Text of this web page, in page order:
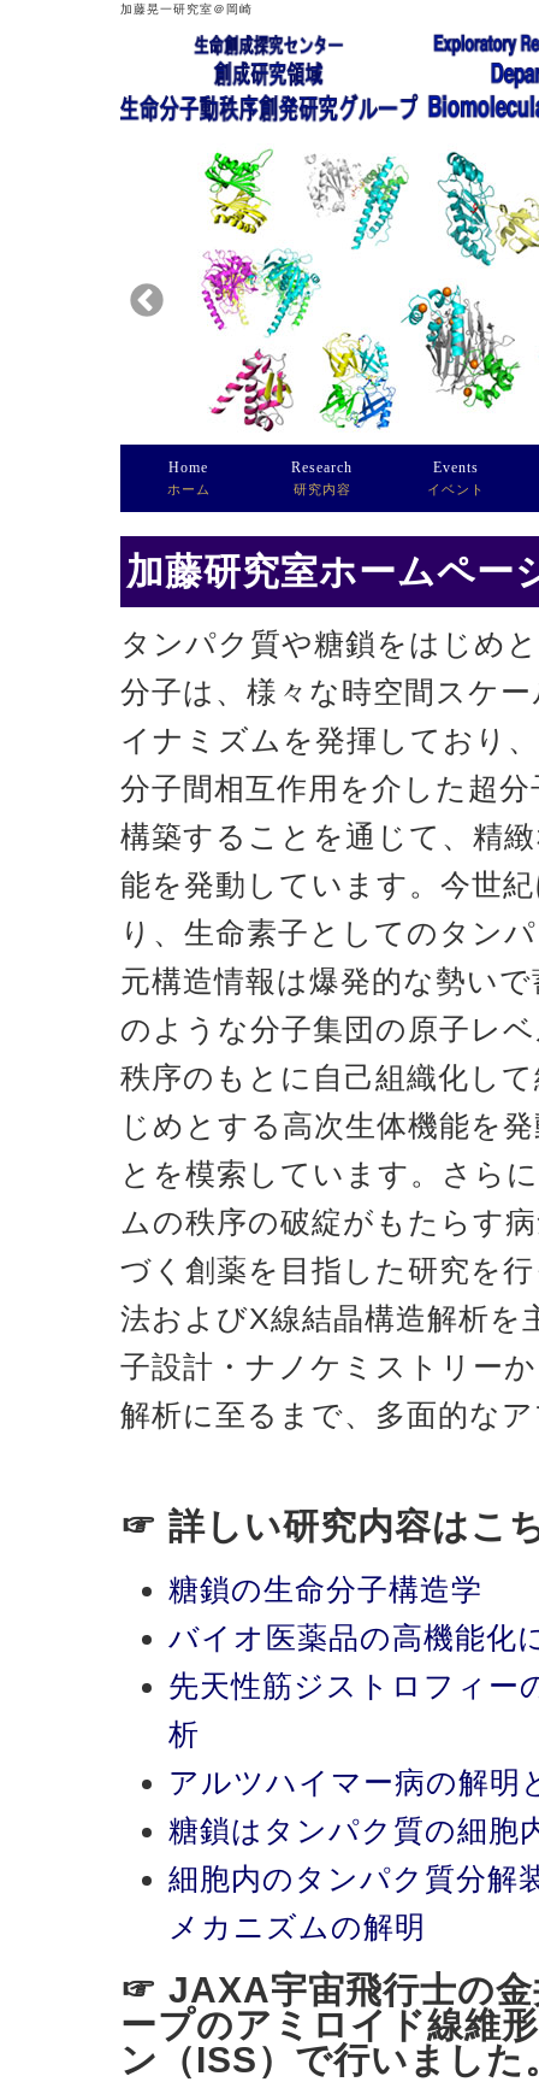
加藤晃一研究室＠岡崎
Home
ホーム
Research
研究内容
Events
イベント
加藤研究室ホームペー
タンパク質や糖鎖をはじめ
分子は、様々な時空間スケ
イナミズムを発揮しており
分子間相互作用を介した超
構築することを通じて、精
能を発動しています。今世
り、生命素子としてのタン
元構造情報は爆発的な勢い
のような分子集団の原子レ
秩序のもとに自己組織化し
じめとする高次生体機能を
とを模索しています。さら
ムの秩序の破綻がもたらす
づく創薬を目指した研究を
法およびX線結晶構造解析を
子設計・ナノケミストリー
解析に至るまで、多面的な
☞ 詳しい研究内容はこ
糖鎖の生命分子構造学
バイオ医薬品の高機能化
先天性筋ジストロフィー
析
アルツハイマー病の解明
糖鎖はタンパク質の細胞
細胞内のタンパク質分解
メカニズムの解明
☞ JAXA宇宙飛行士の金
ープのアミロイド線維
ン（ISS）で行いました